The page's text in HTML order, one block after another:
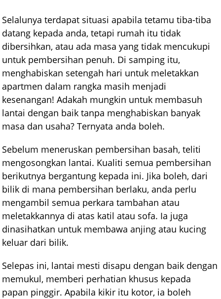
Selalunya terdapat situasi apabila tetamu tiba-tiba
datang kepada anda, tetapi rumah itu tidak
dibersihkan, atau ada masa yang tidak mencukupi
untuk pembersihan penuh. Di samping itu,
menghabiskan setengah hari untuk meletakkan
apartmen dalam rangka masih menjadi
kesenangan! Adakah mungkin untuk membasuh
lantai dengan baik tanpa menghabiskan banyak
masa dan usaha? Ternyata anda boleh.
Sebelum meneruskan pembersihan basah, teliti
mengosongkan lantai. Kualiti semua pembersihan
berikutnya bergantung kepada ini. Jika boleh, dari
bilik di mana pembersihan berlaku, anda perlu
mengambil semua perkara tambahan atau
meletakkannya di atas katil atau sofa. Ia juga
dinasihatkan untuk membawa anjing atau kucing
keluar dari bilik.
Selepas ini, lantai mesti disapu dengan baik dengan
memukul, memberi perhatian khusus kepada
papan pinggir. Apabila kikir itu kotor, ia boleh